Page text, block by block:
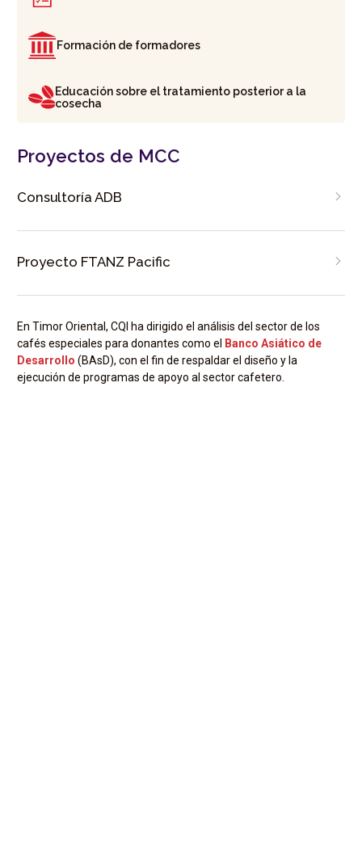
Formación de formadores
Educación sobre el tratamiento posterior a la
cosecha
Proyectos de MCC
Consultoría ADB
Proyecto FTANZ Pacific
En Timor Oriental, CQI ha dirigido el análisis del sector de los
cafés especiales para donantes como el
Banco Asiático de
Desarrollo (BAsD), con el fin de respaldar el diseño y la
ejecución de programas de apoyo al sector cafetero.